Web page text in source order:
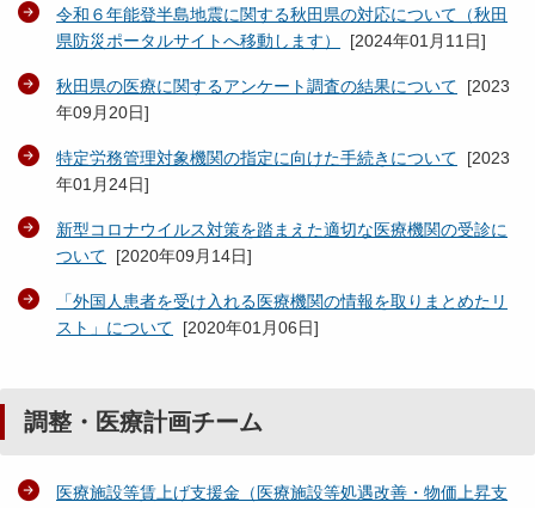
令和６年能登半島地震に関する秋田県の対応について（秋田
県防災ポータルサイトへ移動します）
[2024年01月11日]
秋田県の医療に関するアンケート調査の結果について [2023
年09月20日]
特定労務管理対象機関の指定に向けた手続きについて [2023
年01月24日]
新型コロナウイルス対策を踏まえた適切な医療機関の受診に
ついて [2020年09月14日]
「外国人患者を受け入れる医療機関の情報を取りまとめたリ
スト」について [2020年01月06日]
調整・医療計画チーム
医療施設等賃上げ支援金（医療施設等処遇改善・物価上昇支